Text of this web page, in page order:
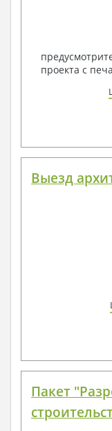
проекта с
Выезд
Пакет